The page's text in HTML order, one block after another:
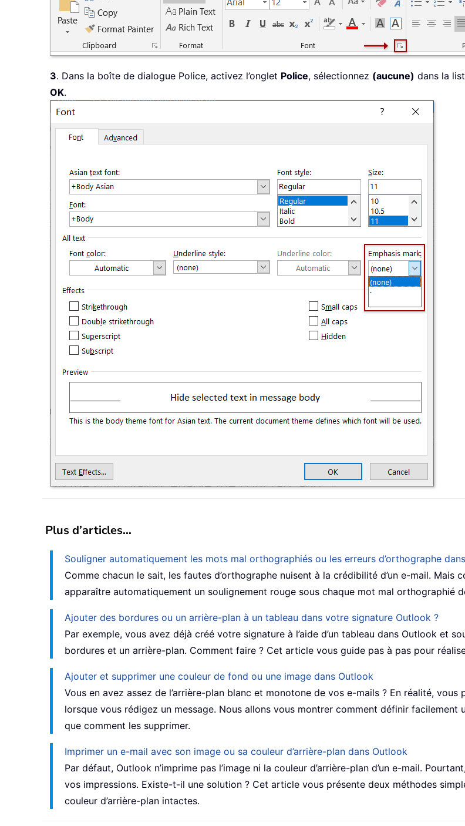
3. Dans la boîte de dialogue Police, activez l’onglet Police, sélectionnez (aucune) dans la
OK.
Plus d’articles…
Souligner automatiquement les mots mal orthographiés ou les erreurs d’orthographe
Comme chacun le sait, les fautes d’orthographe nuisent à la crédibilité d’un e-mail.
apparaître automatiquement un soulignement rouge sous chaque mot mal orthographié
Ajouter des bordures ou un arrière-plan à un tableau dans votre signature Outlook ?
Par exemple, vous avez déjà créé votre signature à l’aide d’un tableau dans Outlook et
bordures et un arrière-plan. Comment faire ? Cet article vous guide pas à pas pour
Ajouter et supprimer une couleur de fond ou une image dans Outlook
Vous en avez assez de l’arrière-plan blanc et monotone de vos e-mails ? En réalité,
lorsque vous rédigez un message. Nous allons vous montrer comment définir
que comment les supprimer.
Imprimer un e-mail avec son image ou sa couleur d’arrière-plan dans Outlook
Par défaut, Outlook n’imprime pas l’image ni la couleur d’arrière-plan d’un e-mail.
vos impressions. Existe-t-il une solution ? Cet article vous présente deux méthodes
couleur d’arrière-plan intactes.